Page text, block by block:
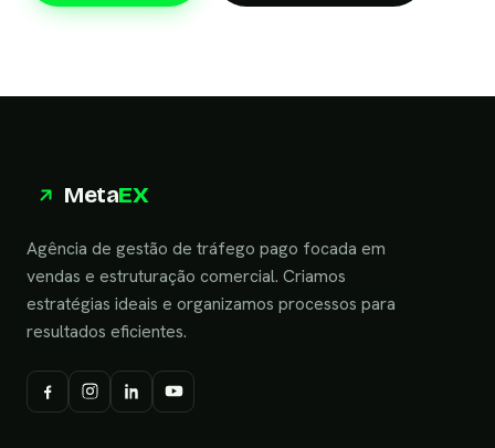
MetaEX
Agência de gestão de tráfego pago focada em
vendas e estruturação comercial. Criamos
estratégias ideais e organizamos processos para
resultados eficientes.